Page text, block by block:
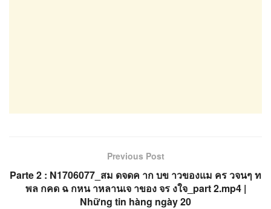
Previous Post
Parte 2 : N1706077_สม ดจดค าก บข าวของแม คร วจนๆ ท
พล กคด ฉ กหน าหลานเจ าของ จร งใจ_part 2.mp4 |
Những tin hàng ngày 20